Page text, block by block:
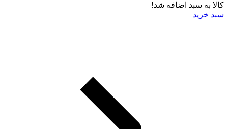
کالا به سبد اضافه شد!
سبد خرید